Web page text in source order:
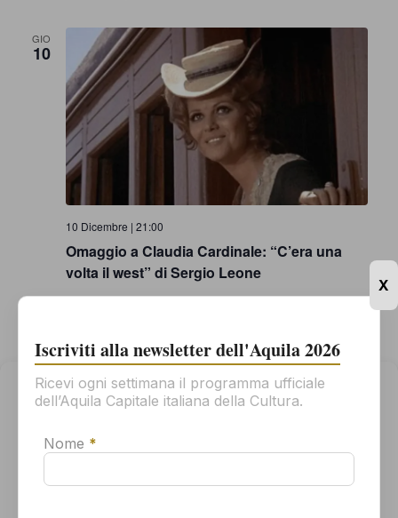
Gestisci il consenso
i cookie per memorizzare e/o accedere alle informazioni sul tuo
dispositivo. Il tuo consenso all'uso di queste tecnologie ci
navigazione o gli ID univoci su questo sito. Se non dai il consenso o
GIO
10
Omaggio a Claudia Cardinale: “C’era una
volta il west” di Sergio Leone
10 Dicembre | 21:00
Multisala Movieplex - L'AquilaVia Leonardo da Vinci, 7,
VEN
11
Iscriviti alla newsletter dell'Aquila 2026
Ricevi ogni settimana il programma ufficiale
dell’Aquila Capitale italiana della Cultura.
Nome *
X